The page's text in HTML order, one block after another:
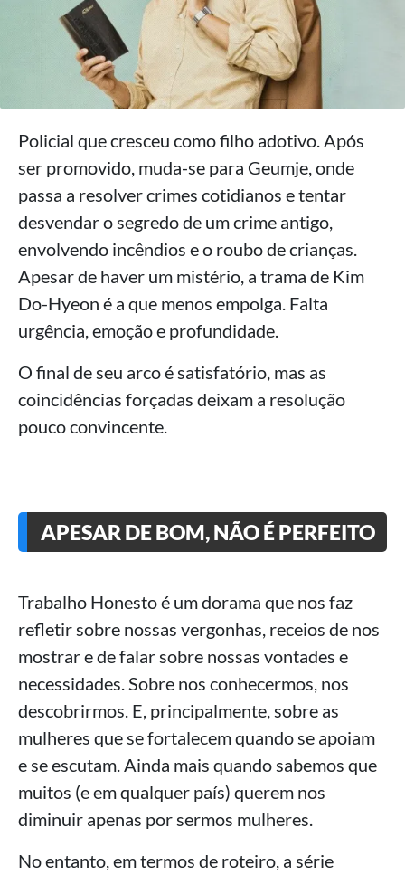
Policial que cresceu como filho adotivo. Após
ser promovido, muda-se para Geumje, onde
passa a resolver crimes cotidianos e tentar
desvendar o segredo de um crime antigo,
envolvendo incêndios e o roubo de crianças.
Apesar de haver um mistério, a trama de Kim
Do-Hyeon é a que menos empolga. Falta
urgência, emoção e profundidade.
O final de seu arco é satisfatório, mas as
coincidências forçadas deixam a resolução
pouco convincente.
APESAR DE BOM, NÃO É PERFEITO
Trabalho Honesto é um dorama que nos faz
refletir sobre nossas vergonhas, receios de nos
mostrar e de falar sobre nossas vontades e
necessidades. Sobre nos conhecermos, nos
descobrirmos. E, principalmente, sobre as
mulheres que se fortalecem quando se apoiam
e se escutam. Ainda mais quando sabemos que
muitos (e em qualquer país) querem nos
diminuir apenas por sermos mulheres.
No entanto, em termos de roteiro, a série